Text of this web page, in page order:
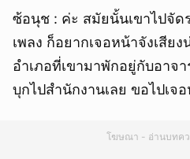
ซ้อนุช : ค่ะ สมัยนั้นเขาไปจัด
เพลง ก็อยากเจอหน้าจังเสีย
อำเภอที่เขามาพักอยู่กับอาจ
บุกไปสำนักงานเลย ขอไปเจ
โฆษณา - อ่านบทค